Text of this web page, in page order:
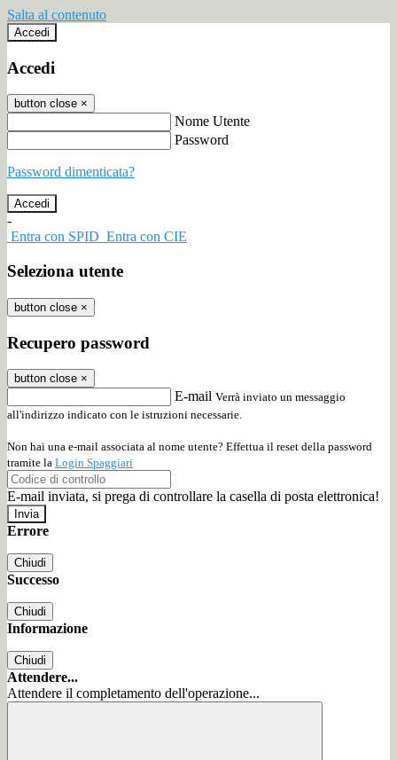
Salta al contenuto
Accedi
Accedi
button close ×
Nome Utente
Password
Password dimenticata?
-
Entra con SPID Entra con CIE
Seleziona utente
button close ×
Recupero password
button close ×
E-mail Verrà inviato un messaggio
all'indirizzo indicato con le istruzioni necessarie.
Non hai una e-mail associata al nome utente? Effettua il reset della password
tramite la Login Spaggiari
E-mail inviata, si prega di controllare la casella di posta elettronica!
Errore
Chiudi
Successo
Chiudi
Informazione
Chiudi
Attendere...
Attendere il completamento dell'operazione...